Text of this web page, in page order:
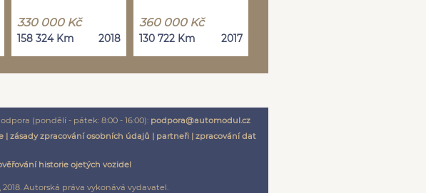
330 000 Kč
158 324 Km 2018
360 000 Kč
130 722 Km 2017
(pondělí - pátek: 8:00 - 16:00): podpora@automodul.cz
| zásady zpracování osobních údajů | partneři| zpracování dat
historie ojetých vozidel
2018. Autorská práva vykonává vydavatel.